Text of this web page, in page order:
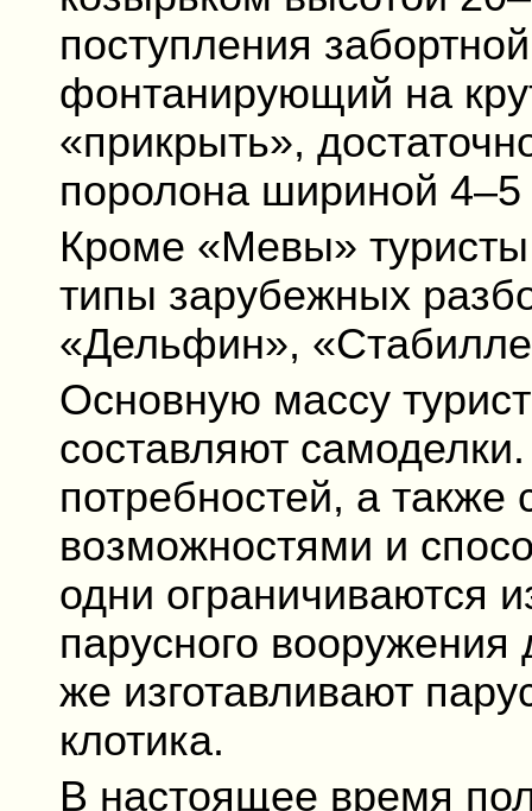
поступления
фонтанирующий на
«прикрыть»,
поролона шириной
Кроме «Мевы» туристы
типы зарубежных
«Дельфин»,
Основную массу
составляют
потребностей, а также
возможностями и
одни ограничиваются
парусного вооружения
же изготавливают
клотика.
В настоящее время